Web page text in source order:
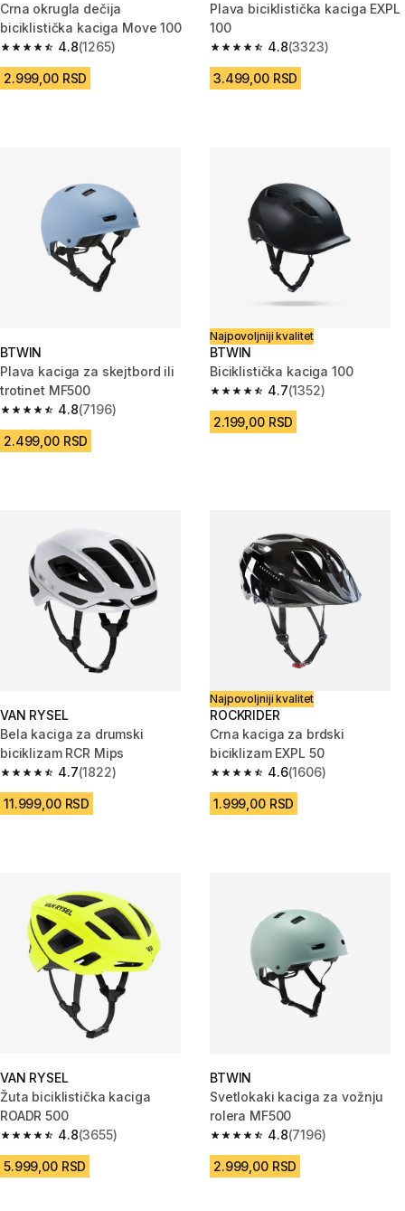
Crna okrugla dečija
biciklistička kaciga Move 100
4.8
4.8 od 5 zvezdica from 1265 Recenzije
(1265)
2.999,00 RSD
Plava biciklistička kaciga EXPL
100
4.8
4.8 od 5 zvezdica from 3323
(3323)
3.499,00 RSD
BTWIN
Plava kaciga za skejtbord ili
trotinet MF500
4.8
4.8 od 5 zvezdica from 7196 Recenzije
(7196)
2.499,00 RSD
Najpovoljniji kvalitet
BTWIN
Biciklistička kaciga 100
4.7
4.7 od 5 zvezdica from 1352
(1352)
2.199,00 RSD
VAN RYSEL
Bela kaciga za drumski
biciklizam RCR Mips
4.7
4.7 od 5 zvezdica from 1822 Recenzije
(1822)
11.999,00 RSD
Najpovoljniji kvalitet
ROCKRIDER
Crna kaciga za brdski
biciklizam EXPL 50
4.6
4.6 od 5 zvezdica from 1606
(1606)
1.999,00 RSD
VAN RYSEL
Žuta biciklistička kaciga
ROADR 500
4.8
4.8 od 5 zvezdica from 3655 Recenzije
(3655)
5.999,00 RSD
BTWIN
Svetlokaki kaciga za vožnju
rolera MF500
4.8
4.8 od 5 zvezdica from 7196
(7196)
2.999,00 RSD